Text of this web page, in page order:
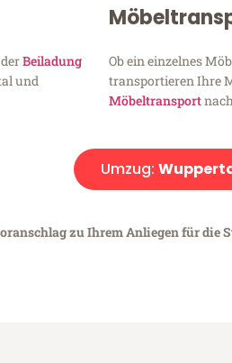
derBeiladung
und
Ob ein einzelnes
transportieren Ihre
Möbeltransport
Umzug:
zu Ihrem Anliegen für die